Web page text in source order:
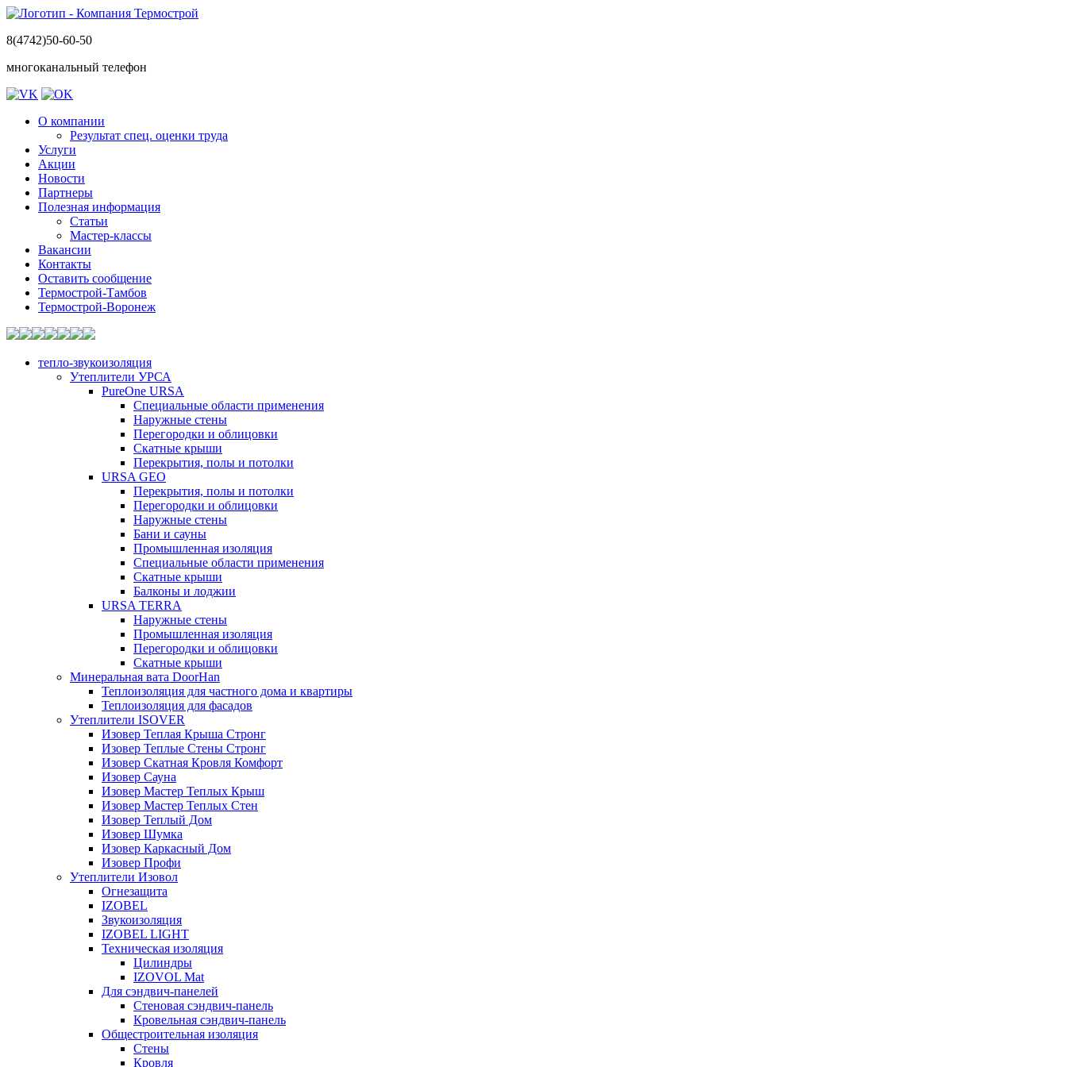
8(4742)50-60-50
многоканальный телефон
О компании
Результат спец. оценки труда
Услуги
Акции
Новости
Партнеры
Полезная информация
Статьи
Мастер-классы
Вакансии
Контакты
Оставить сообщение
Термострой-Тамбов
Термострой-Воронеж
тепло-звукоизоляция
Утеплители УРСА
PureOne URSA
Специальные области применения
Наружные стены
Перегородки и облицовки
Скатные крыши
Перекрытия, полы и потолки
URSA GEO
Перекрытия, полы и потолки
Перегородки и облицовки
Наружные стены
Бани и сауны
Промышленная изоляция
Специальные области применения
Скатные крыши
Балконы и лоджии
URSA TERRA
Наружные стены
Промышленная изоляция
Перегородки и облицовки
Скатные крыши
Минеральная вата DoorHan
Теплоизоляция для частного дома и квартиры
Теплоизоляция для фасадов
Утеплители ISOVER
Изовер Теплая Крыша Стронг
Изовер Теплые Стены Стронг
Изовер Скатная Кровля Комфорт
Изовер Сауна
Изовер Мастер Теплых Крыш
Изовер Мастер Теплых Стен
Изовер Теплый Дом
Изовер Шумка
Изовер Каркасный Дом
Изовер Профи
Утеплители Изовол
Огнезащита
IZOBEL
Звукоизоляция
IZOBEL LIGHT
Техническая изоляция
Цилиндры
IZOVOL Mat
Для сэндвич-панелей
Стеновая сэндвич-панель
Кровельная сэндвич-панель
Общестроительная изоляция
Стены
Кровля